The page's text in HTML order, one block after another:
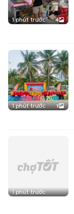
1 phút trước 4
1 phút trước 1
1 phút trước